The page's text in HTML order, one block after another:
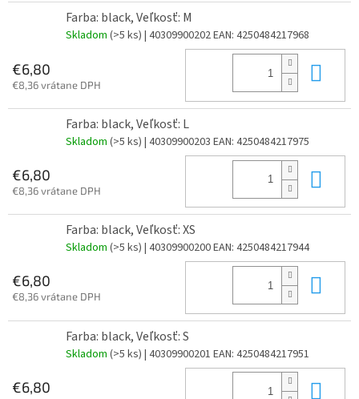
Farba: black, Veľkosť: M
Skladom (>5 ks) | 40309900202EAN: 4250484217968
€6,80
€8,36 vrátane DPH
Farba: black, Veľkosť: L
Skladom (>5 ks) | 40309900203 EAN: 4250484217975
€6,80
€8,36 vrátane DPH
Farba: black, Veľkosť: XS
Skladom (>5 ks) | 40309900200EAN: 4250484217944
€6,80
€8,36 vrátane DPH
Farba: black, Veľkosť: S
Skladom (>5 ks) | 40309900201 EAN: 4250484217951
€6,80